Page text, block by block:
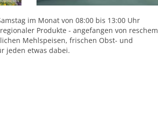
im Monat von 08:00 bis 13:00 Uhr
Produkte - angefangen von reschem
Mehlspeisen, frischen Obst- und
jeden etwas dabei.